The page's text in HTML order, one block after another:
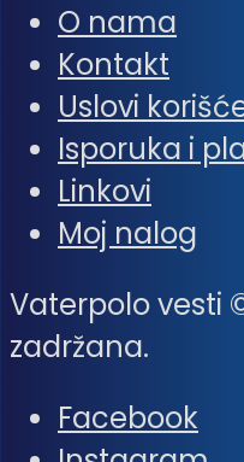
O nama
Kontakt
Uslovi
Isporuka i
Linkovi
Moj nalog
Vaterpolo vesti
zadržana.
Facebook